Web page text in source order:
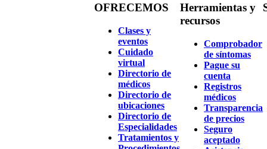
OFRECEMOS
Clases y
eventos
Cuidado
virtual
Directorio de
médicos
Directorio de
ubicaciones
Directorio de
Especialidades
Tratamientos y
Herramientas y
recursos
Comprobador
de síntomas
Pague su
cuenta
Registros
médicos
Transparencia
de precios
Seguro
aceptado